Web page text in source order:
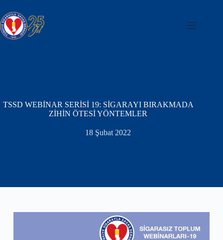
to
content
TSSD WEBİNAR SERİSİ 19: SİGARAYI BIRAKMADA
ZİHİN ÖTESİ YÖNTEMLER
18 Şubat 2022